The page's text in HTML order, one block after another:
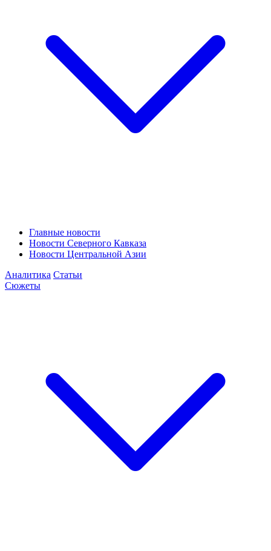
Главные новости
Новости Северного Кавказа
Новости Центральной Азии
Аналитика Статьи
Сюжеты